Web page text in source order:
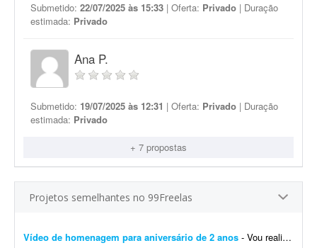
Submetido: 22/07/2025 às 15:33 | Oferta: Privado | Duração
estimada: Privado
Ana P.
Submetido: 19/07/2025 às 12:31 | Oferta: Privado | Duração
estimada: Privado
+ 7 propostas
Projetos semelhantes no 99Freelas
Vídeo de homenagem para aniversário de 2 anos - Vou realizar o aniversário do meu filho de 2 anos na próxima sexta-feira. Gostaria de um vídeo animado contando a minha história com minha esposa (namoro e casamento), a...